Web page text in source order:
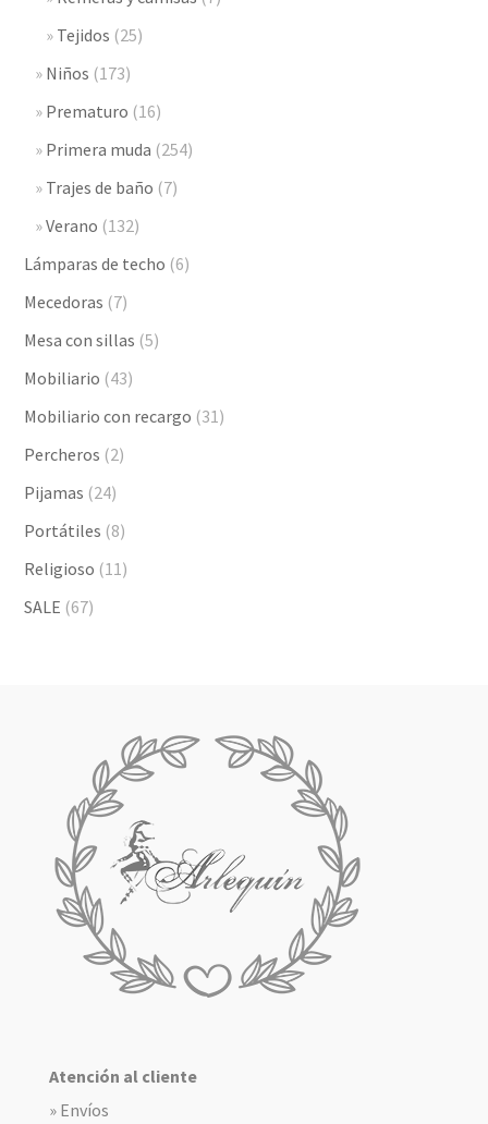
Tejidos (25)
Niños (173)
Prematuro (16)
Primera muda (254)
Trajes de baño (7)
Verano (132)
Lámparas de techo (6)
Mecedoras (7)
Mesa con sillas (5)
Mobiliario (43)
Mobiliario con recargo (31)
Percheros (2)
Pijamas (24)
Portátiles (8)
Religioso (11)
SALE (67)
Atención al cliente
» Envíos